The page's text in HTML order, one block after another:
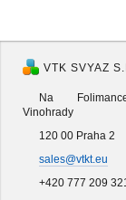
VTK SVYAZ
Na
Vinohrady
120 00 Praha 2
sales@vtkt.eu
+420 777 209